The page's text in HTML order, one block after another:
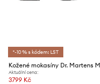
*-10 % s kódem: LST
Aktuální cena:
3799 Kč